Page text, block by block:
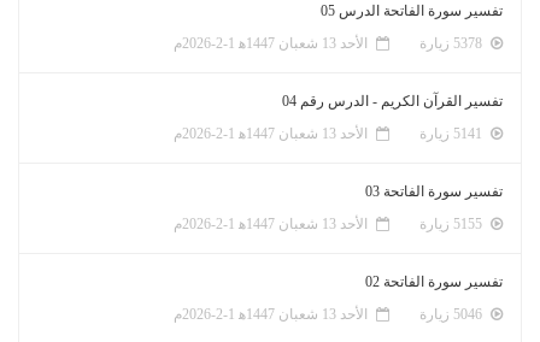
تفسير سورة الفاتحة الدرس 05
الأحد 13 شعبان 1447ﻫ 1-2-2026م
تفسير القرآن الكريم - الدرس رقم 04
الأحد 13 شعبان 1447ﻫ 1-2-2026م
تفسير سورة الفاتحة 03
الأحد 13 شعبان 1447ﻫ 1-2-2026م
تفسير سورة الفاتحة 02
الأحد 13 شعبان 1447ﻫ 1-2-2026م